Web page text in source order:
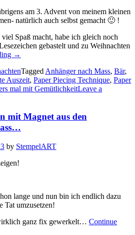
am 3. Advent von meinem kleinen
natürlich auch selbst gemacht 🙂 !
Spaß macht, habe ich gleich noch
gebastelt und zu Weihnachten
„Frohes
Jahr!
–
Probiers
Gemütlichkeit…“
→
Tagged Anhänger nach Mass, Bär,
Auszeit, Paper Piecing Technique, Paper
mal mit GemütlichkeitLeave a
mit Magnet aus den
by StempelART
lange und nun bin ich endlich dazu
Tat umzusetzen!
ganz fix gewerkelt… Continue